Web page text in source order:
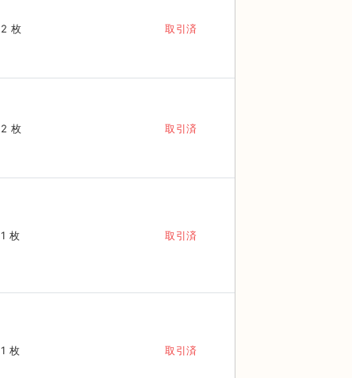
2 枚 取引済
2 枚 取引済
1 枚 取引済
1 枚 取引済